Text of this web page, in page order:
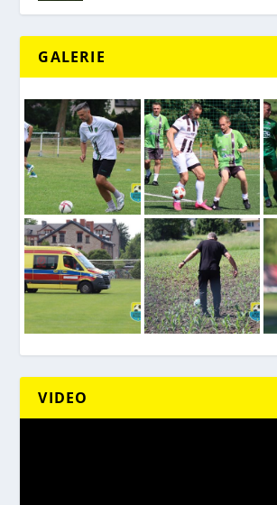
GALERIE
VIDEO